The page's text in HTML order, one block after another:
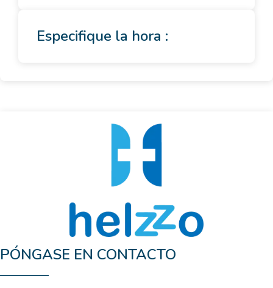
Especifique la hora :
PÓNGASE EN CONTACTO